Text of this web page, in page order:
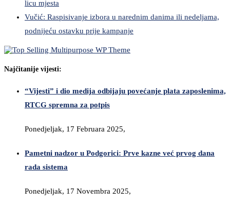
licu mjesta
Vučić: Raspisivanje izbora u narednim danima ili nedeljama,
podnijeću ostavku prije kampanje
Najčitanije vijesti:
“Vijesti” i dio medija odbijaju povećanje plata zaposlenima,
RTCG spremna za potpis
Ponedjeljak, 17 Februara 2025,
Pametni nadzor u Podgorici: Prve kazne već prvog dana
rada sistema
Ponedjeljak, 17 Novembra 2025,